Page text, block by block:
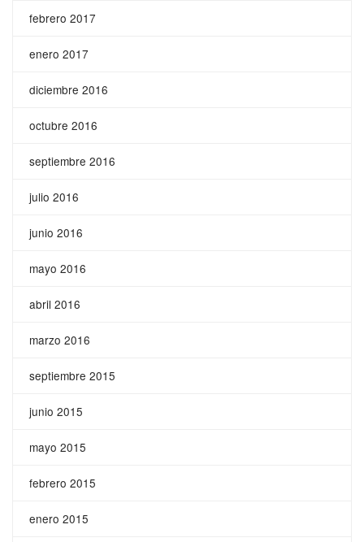
febrero 2017
enero 2017
diciembre 2016
octubre 2016
septiembre 2016
julio 2016
junio 2016
mayo 2016
abril 2016
marzo 2016
septiembre 2015
junio 2015
mayo 2015
febrero 2015
enero 2015